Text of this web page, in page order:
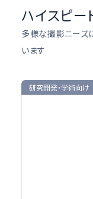
ハイスピー
多様な撮影ニーズ
います
研究開発・学術向け